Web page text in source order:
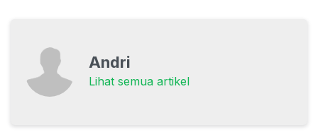
Andri
Lihat semua artikel